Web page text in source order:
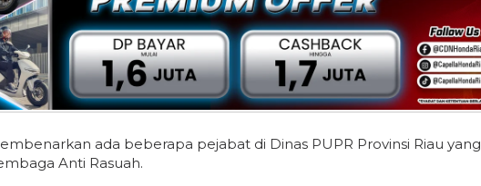
ada beberapa pejabat di Dinas PUPR Provinsi Riau yang
Anti Rasuah.